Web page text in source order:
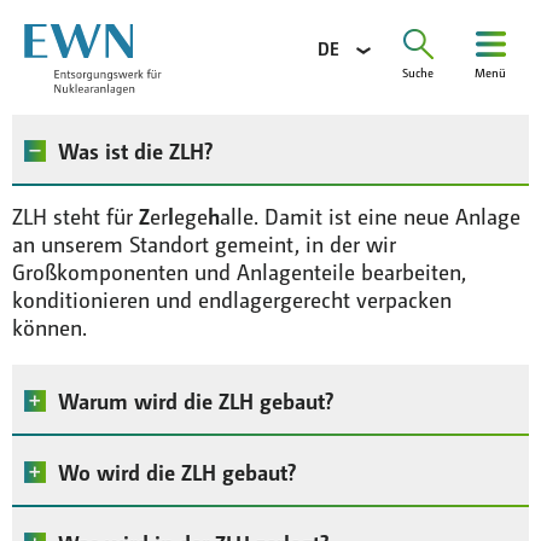
DE
Suche Menü
Unternehmen
Aufgaben
Projekte
Information
Karriere
Presse
Kontakt
Glossar
Was ist die ZLH?
ZLH steht für Zerlegehalle. Damit ist eine neue Anlage
an unserem Standort gemeint, in der wir
Großkomponenten und Anlagenteile bearbeiten,
konditionieren und endlagergerecht verpacken
können.
Warum wird die ZLH gebaut?
Die derzeit vorhandenen Möglichkeiten zur
Konditionierung
Wo wird die ZLH gebaut?